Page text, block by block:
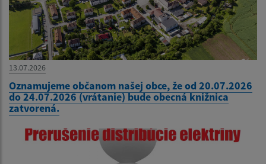
13.07.2026
Oznamujeme občanom našej obce, že od 20.07.2026
do 24.07.2026 (vrátanie) bude obecná knižnica
zatvorená.